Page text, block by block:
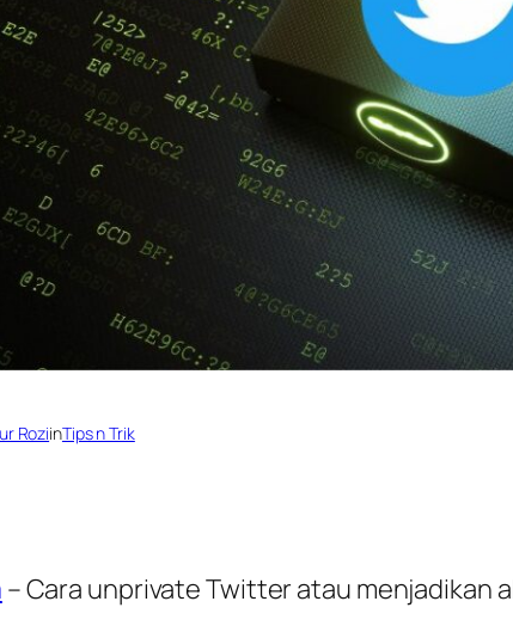
RoziinTips n Trik
– Cara unprivate Twitter atau menjadikan